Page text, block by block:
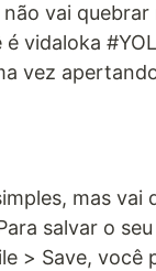
vai quebrar
vidaloka
vez
mas vai
salvar o
> Save, você